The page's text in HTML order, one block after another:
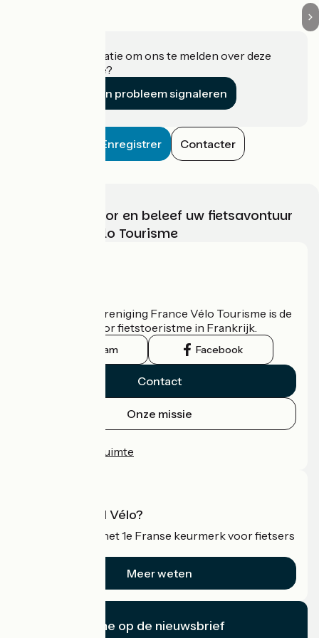
Heeft u informatie om ons te melden over deze
accommodatie?
Een probleem signaleren
Enregistrer Contacter
Kies, bereid voor en beleef uw fietsavontuur
met France Vélo Tourisme
De nationale vereniging France Vélo Tourisme is de
officiële gids voor fietstoeristme in Frankrijk.
Instagram Facebook
Contact
Onze missie
Professionele ruimte
Wat is Accueil Vélo?
Accueil Vélo is het 1e Franse keurmerk voor fietsers
Meer weten
Ik abonneer me op de nieuwsbrief